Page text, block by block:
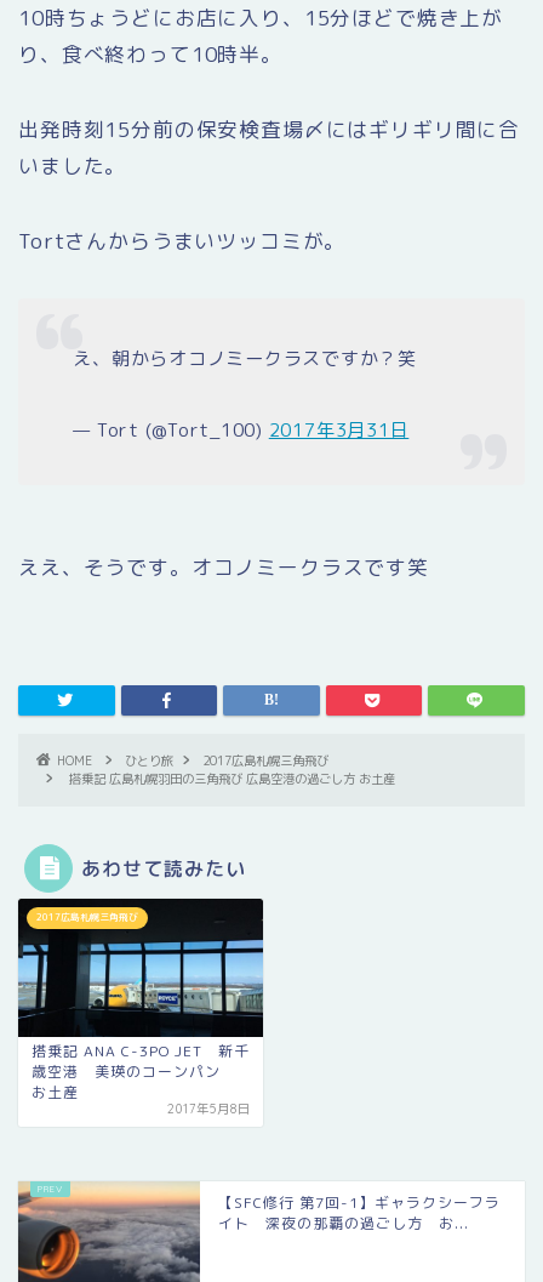
10時ちょうどにお店に入り、15分ほどで焼き上が
り、食べ終わって10時半。
出発時刻15分前の保安検査場〆にはギリギリ間に合
いました。
Tortさんからうまいツッコミが。
え、朝からオコノミークラスですか？笑
— Tort (@Tort_100) 2017年3月31日
ええ、そうです。オコノミークラスです笑
HOME ひとり旅
2017広島札幌三角飛び
搭乗記 広島札幌羽田の三角飛び 広島空港の過ごし方 お土産
あわせて読みたい
2017広島札幌三角飛び
搭乗記 ANA C-3PO JET 新千
歳空港 美瑛のコーンパン
お土産
2017年5月8日
【SFC修行 第7回-1】ギャラクシーフラ
イト 深夜の那覇の過ごし方 お...